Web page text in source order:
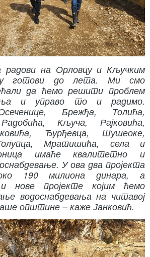
радови на Орловцу и Кључким
готови до лета. Ми смо
да ћемо решити проблем
и управо то и радимо.
Брежђа, Толића,
Кључа, Рајковића,
Ђурђевца, Шушеоке,
Мратишића, села и
имаће квалитетно и
У ова два пројекта
190 милиона динара, а
нове пројекте којим ћемо
водоснабдевања на читавој
општине – каже Јанковић.